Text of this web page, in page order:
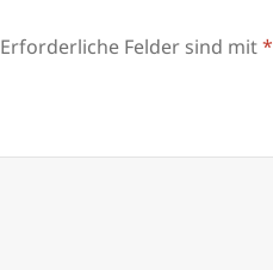
Erforderliche Felder sind mit*